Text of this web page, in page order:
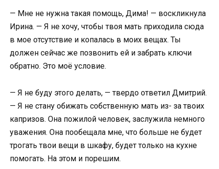
— Мне не нужна такая помощь, Дима! — воскликнула
Ирина. — Я не хочу, чтобы твоя мать приходила сюда
в мое отсутствие и копалась в моих вещах. Ты
должен сейчас же позвонить ей и забрать ключи
обратно. Это моё условие.
— Я не буду этого делать, — твердо ответил Дмитрий.
— Я не стану обижать собственную мать из- за твоих
капризов. Она пожилой человек, заслужила немного
уважения. Она пообещала мне, что больше не будет
трогать твои вещи в шкафу, будет только на кухне
помогать. На этом и порешим.